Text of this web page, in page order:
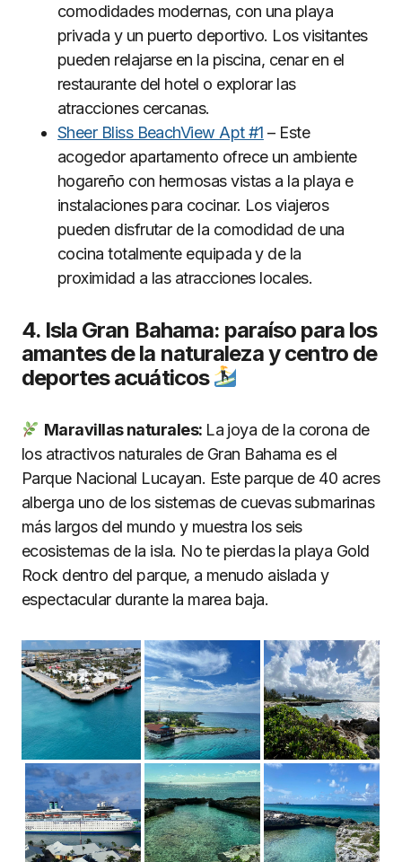
comodidades modernas, con una playa
privada y un puerto deportivo. Los visitantes
pueden relajarse en la piscina, cenar en el
restaurante del hotel o explorar las
atracciones cercanas.
Sheer Bliss BeachView Apt #1 – Este
acogedor apartamento ofrece un ambiente
hogareño con hermosas vistas a la playa e
instalaciones para cocinar. Los viajeros
pueden disfrutar de la comodidad de una
cocina totalmente equipada y de la
proximidad a las atracciones locales.
4. Isla Gran Bahama: paraíso para los
amantes de la naturaleza y centro de
deportes acuáticos
Maravillas naturales: La joya de la corona de
los atractivos naturales de Gran Bahama es el
Parque Nacional Lucayan. Este parque de 40 acres
alberga uno de los sistemas de cuevas submarinas
más largos del mundo y muestra los seis
ecosistemas de la isla. No te pierdas la playa Gold
Rock dentro del parque, a menudo aislada y
espectacular durante la marea baja.